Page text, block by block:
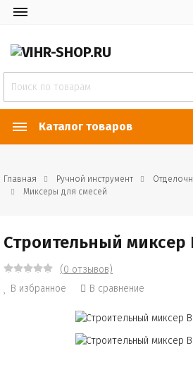
Каталог товаров
Главная Ручной инструмент
Миксеры для смесей
Строительный миксер
(0 отзывов)
В избранное
В сравнение